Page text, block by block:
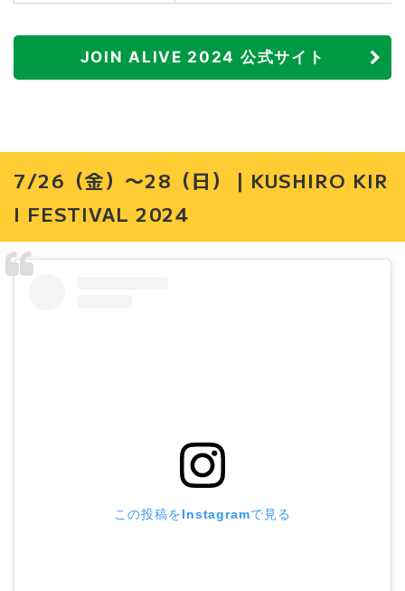
JOIN ALIVE 2024 公式サイト
7/26（金）〜28（日）｜KUSHIRO KIR
I FESTIVAL 2024
この投稿をInstagramで見る